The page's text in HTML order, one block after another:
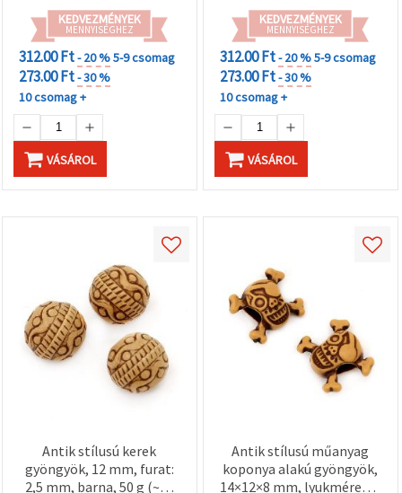
preferenciáit
az adott
típusú sütik
kiválasztásával
és a
"Mentés"
gombra
kattintva.
Fogadja
el
KEDVEZMÉNYEK
MENNYISÉGHEZ
312.00 Ft- 20 %5-9 csomag
273.00 Ft- 30 %
10 csomag +
VÁSÁROL
KEDVEZMÉNYEK
MENNYISÉGHEZ
312.00 Ft- 20 %5-9 csomag
273.00 Ft- 30 %
10 csomag +
VÁSÁROL
Antik stílusú kerek
gyöngyök, 12 mm, furat:
2,5 mm, barna, 50 g (~46
Antik stílusú műanyag
koponya alakú gyöngyök,
14×12×8 mm, lyukméret: 4